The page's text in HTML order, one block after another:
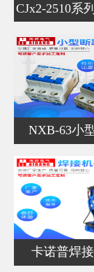
CJx2-2510系
NXB-63小
卡诺普焊